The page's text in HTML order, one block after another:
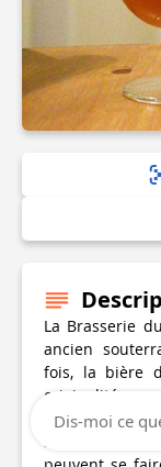
La Brasserie
ancien
fois, la bière
originalité.
Un couloir
salle de
Dis-moi ce